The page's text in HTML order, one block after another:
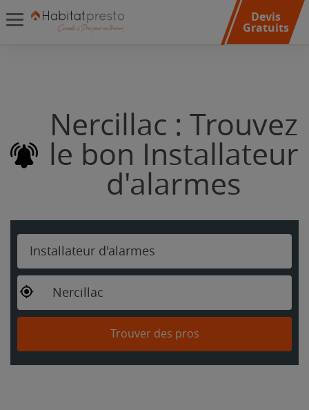
Devis
Gratuits
Nercillac : Trouvez
le bon Installateur
d'alarmes
Installateur d'alarmes
Nercillac
Trouver des pros